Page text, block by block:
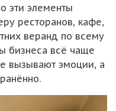
эти элементы
ресторанов, кафе,
веранд по всему
бизнеса всё чаще
вызывают эмоции, а